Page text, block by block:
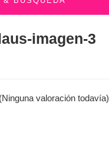
imagen-3
(Ninguna valoración todavía)